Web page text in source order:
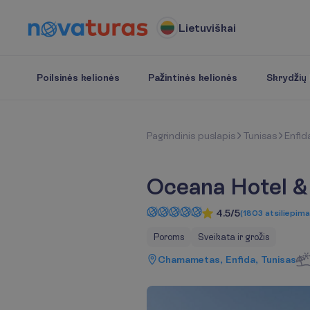
Lietuviškai
Poilsinės kelionės Pažintinės kelionės Skrydžių
Pagrindinis puslapis Tunisas
Oceana Hotel
4.5/5(1803
Poroms Sveikata ir grožis
Chamametas, Enfida, Tunisas